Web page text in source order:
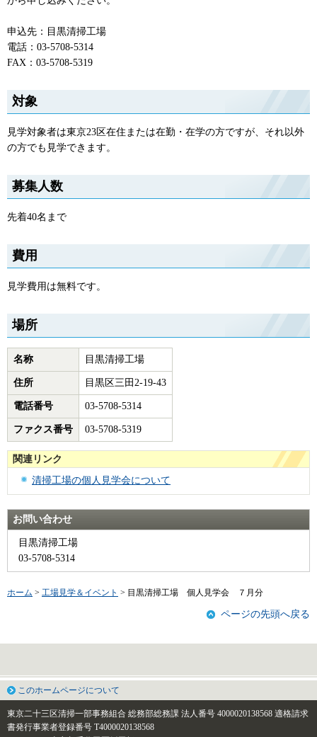
申込先：目黒清掃工場
電話：03-5708-5314
FAX：03-5708-5319
対象
見学対象者は東京23区在住または在勤・在学の方ですが、それ以外
の方でも見学できます。
募集人数
先着40名まで
費用
見学費用は無料です。
場所
名称 目黒清掃工場
住所 目黒区三田2-19-43
電話番号 03-5708-5314
ファクス番号 03-5708-5319
関連リンク
清掃工場の個人見学会について
お問い合わせ
目黒清掃工場
03-5708-5314
ホーム > 工場見学＆イベント > 目黒清掃工場 個人見学会 ７月分
ページの先頭へ戻る
このホームページについて
東京二十三区清掃一部事務組合 総務部総務課 法人番号 4000020138568 適格請求
書発行事業者登録番号 T4000020138568